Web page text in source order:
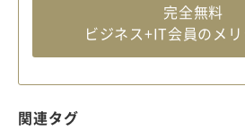
完全無料
ビジネス+IT会員のメ
関連タグ